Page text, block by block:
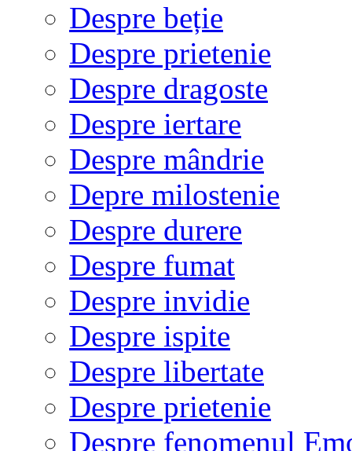
Despre beție
Despre prietenie
Despre dragoste
Despre iertare
Despre mândrie
Depre milostenie
Despre durere
Despre fumat
Despre invidie
Despre ispite
Despre libertate
Despre prietenie
Despre fenomenul